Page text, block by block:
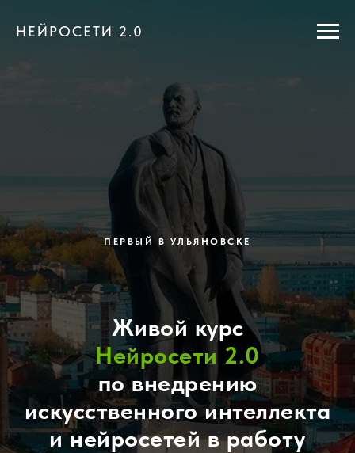
НЕЙРОСЕТИ 2.0
ПЕРВЫЙ В УЛЬЯНОВСКЕ
Живой курс
Нейросети 2.0
по внедрению
искусственного интеллекта
и нейросетей в работу